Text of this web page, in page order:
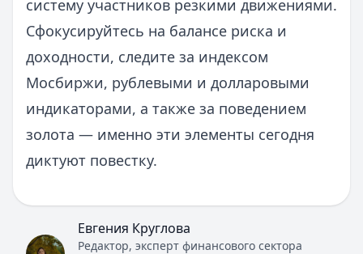
систему участников резкими движениями.
Сфокусируйтесь на балансе риска и
доходности, следите за индексом
Мосбиржи, рублевыми и долларовыми
индикаторами, а также за поведением
золота — именно эти элементы сегодня
диктуют повестку.
Евгения Круглова
Редактор, эксперт финансового сектора